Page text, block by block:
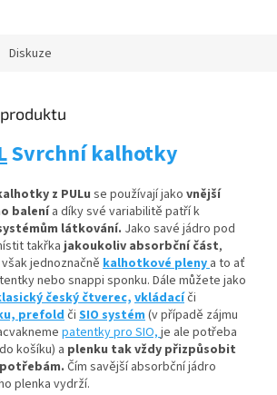
Diskuze
Svrchní kalhotky
z PULu se používají jako vnější
balenía díky své variabilitě patří k
látkování. Jako savé jádro pod
takřkajakoukoliv absorbčníčást,
jednoznačně kalhotkové pleny a to ať
nebo snappi sponku. Dále můžete jako
český čtverec, vkládacíči
prefoldči SIO systém(v případě zájmu
patentky pro SIO,je ale potřeba
košíku) a plenku tak vždy přizpůsobit
Čím savější absorbční jádro
plenka vydrží.